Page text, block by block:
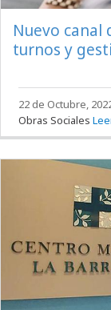
Nuevo canal
turnos y
22 de Octubre,
Obras Sociales